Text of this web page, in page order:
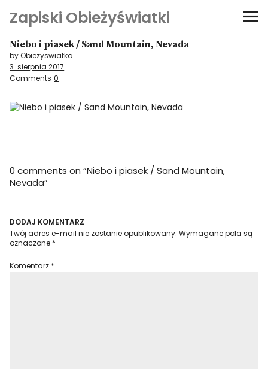
Zapiski Obieżyświatki
Podróże
Kultura i sztuka
Kątem oka
Niezwyczajne ściany
Niebo i piasek / Sand Mountain, Nevada
by Obiezyswiatka
3. sierpnia 2017
Comments 0
0 comments on “Niebo i piasek / Sand Mountain,
Nevada”
DODAJ KOMENTARZ
Twój adres e-mail nie zostanie opublikowany. Wymagane pola są
oznaczone *
Komentarz *